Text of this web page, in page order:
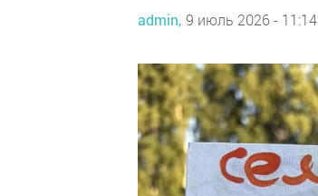
admin, 9 июль 2026 - 11:14